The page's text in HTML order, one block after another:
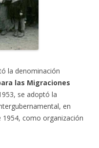
la denominación
las Migraciones
se adoptó la
en
1954, como organización